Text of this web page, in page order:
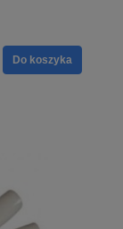
Do koszyka